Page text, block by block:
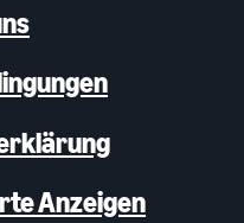
Anzeigen